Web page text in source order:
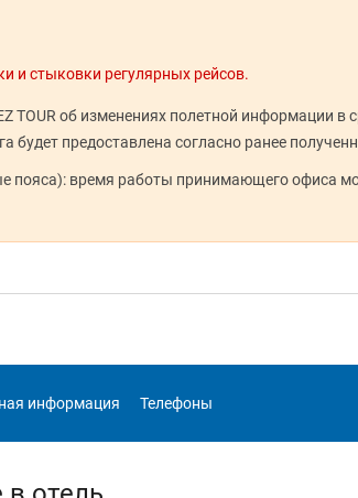
и стыковки регулярных рейсов.
TOUR об изменениях полетной информации в
будет предоставлена согласно ранее
пояса): время работы принимающего офиса
информация Телефоны